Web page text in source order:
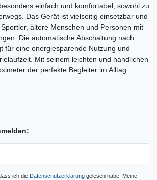
einfach und komfortabel, sowohl zu
Das Gerät ist vielseitig einsetzbar und
ältere Menschen und Personen mit
Die automatische Abschaltung nach
für eine energiesparende Nutzung und
Mit seinem leichten und handlichen
der perfekte Begleiter im Alltag.
ich die Daten­schutz­erklärunggelesen habe. Meine